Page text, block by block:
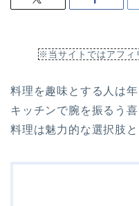
※当サイトではアフィ
料理を趣味とする人は年
キッチンで腕を振るう
料理は魅力的な選択肢と